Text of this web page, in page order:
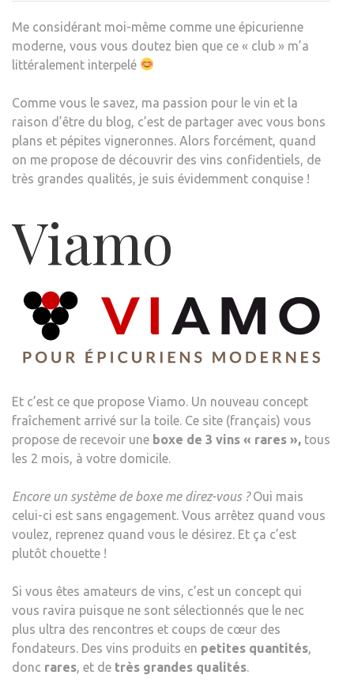
Me considérant moi-même comme une épicurienne
moderne, vous vous doutez bien que ce « club » m’a
littéralement interpelé
Comme vous le savez, ma passion pour le vin et la
raison d’être du blog, c’est de partager avec vous bons
plans et pépites vigneronnes. Alors forcément, quand
on me propose de découvrir des vins confidentiels, de
très grandes qualités, je suis évidemment conquise !
Viamo
Et c’est ce que propose Viamo. Un nouveau concept
fraîchement arrivé sur la toile. Ce site (français) vous
propose de recevoir une boxe de 3 vins « rares », tous
les 2 mois, à votre domicile.
Encore un système de boxe me direz-vous ?Oui mais
celui-ci est sans engagement. Vous arrêtez quand vous
voulez, reprenez quand vous le désirez. Et ça c’est
plutôt chouette !
Si vous êtes amateurs de vins, c’est un concept qui
vous ravira puisque ne sont sélectionnés que le nec
plus ultra des rencontres et coups de cœur des
fondateurs. Des vins produits en petites quantités,
donc rares, et de très grandes qualités.